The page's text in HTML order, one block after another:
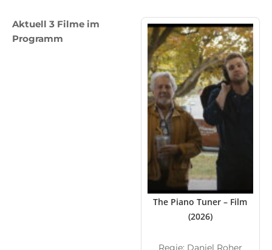
Aktuell 3 Filme im
Programm
The Piano Tuner – Film
(2026)
Regie: Daniel Roher